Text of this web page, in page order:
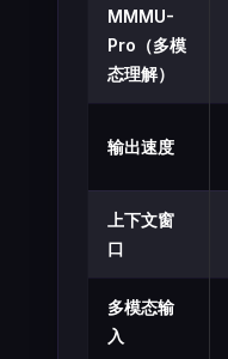
MMMU-
Pro（多模
态理解）
输出速度
上下文窗
口
多模态输
入